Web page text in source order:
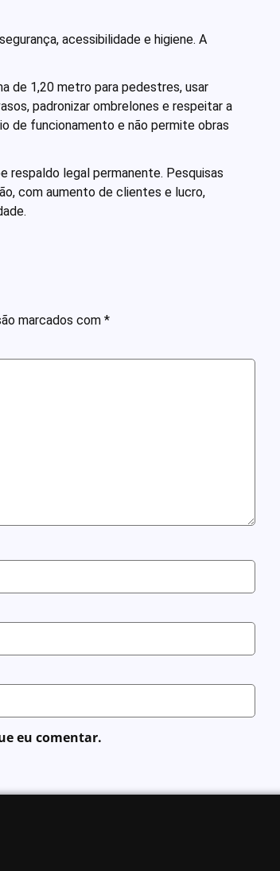
acessibilidade e higiene. A
de 1,20 metro para pedestres, usar
padronizar ombrelones e respeitar a
de funcionamento e não permite obras
respaldo legal permanente. Pesquisas
com aumento de clientes e lucro,
marcados com *
eu comentar.